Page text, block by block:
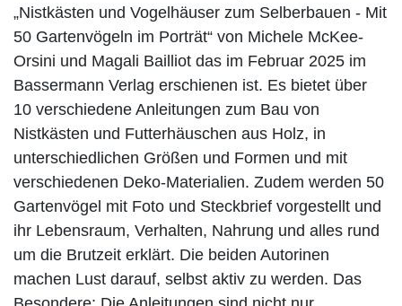
„Nistkästen und Vogelhäuser zum Selberbauen - Mit
50 Gartenvögeln im Porträt“ von Michele McKee-
Orsini und Magali Bailliot das im Februar 2025 im
Bassermann Verlag erschienen ist. Es bietet über
10 verschiedene Anleitungen zum Bau von
Nistkästen und Futterhäuschen aus Holz, in
unterschiedlichen Größen und Formen und mit
verschiedenen Deko-Materialien. Zudem werden 50
Gartenvögel mit Foto und Steckbrief vorgestellt und
ihr Lebensraum, Verhalten, Nahrung und alles rund
um die Brutzeit erklärt. Die beiden Autorinen
machen Lust darauf, selbst aktiv zu werden. Das